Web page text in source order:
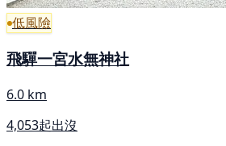
低風險
飛驒一宮水無神社
6.0 km
4,053起出沒